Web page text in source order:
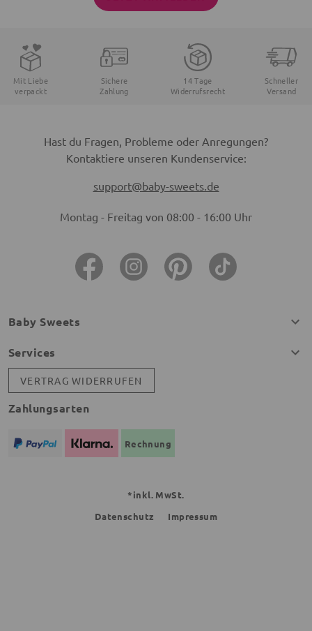
Mit Liebe
verpackt
Sichere
Zahlung
14 Tage
Widerrufsrecht
Schneller
Versand
Hast du Fragen, Probleme oder Anregungen?
Kontaktiere unseren Kundenservice:
support@baby-sweets.de
Montag - Freitag von 08:00 - 16:00 Uhr
Baby Sweets
Services
VERTRAG WIDERRUFEN
Zahlungsarten
Rechnung
*inkl. MwSt.
Datenschutz
Impressum